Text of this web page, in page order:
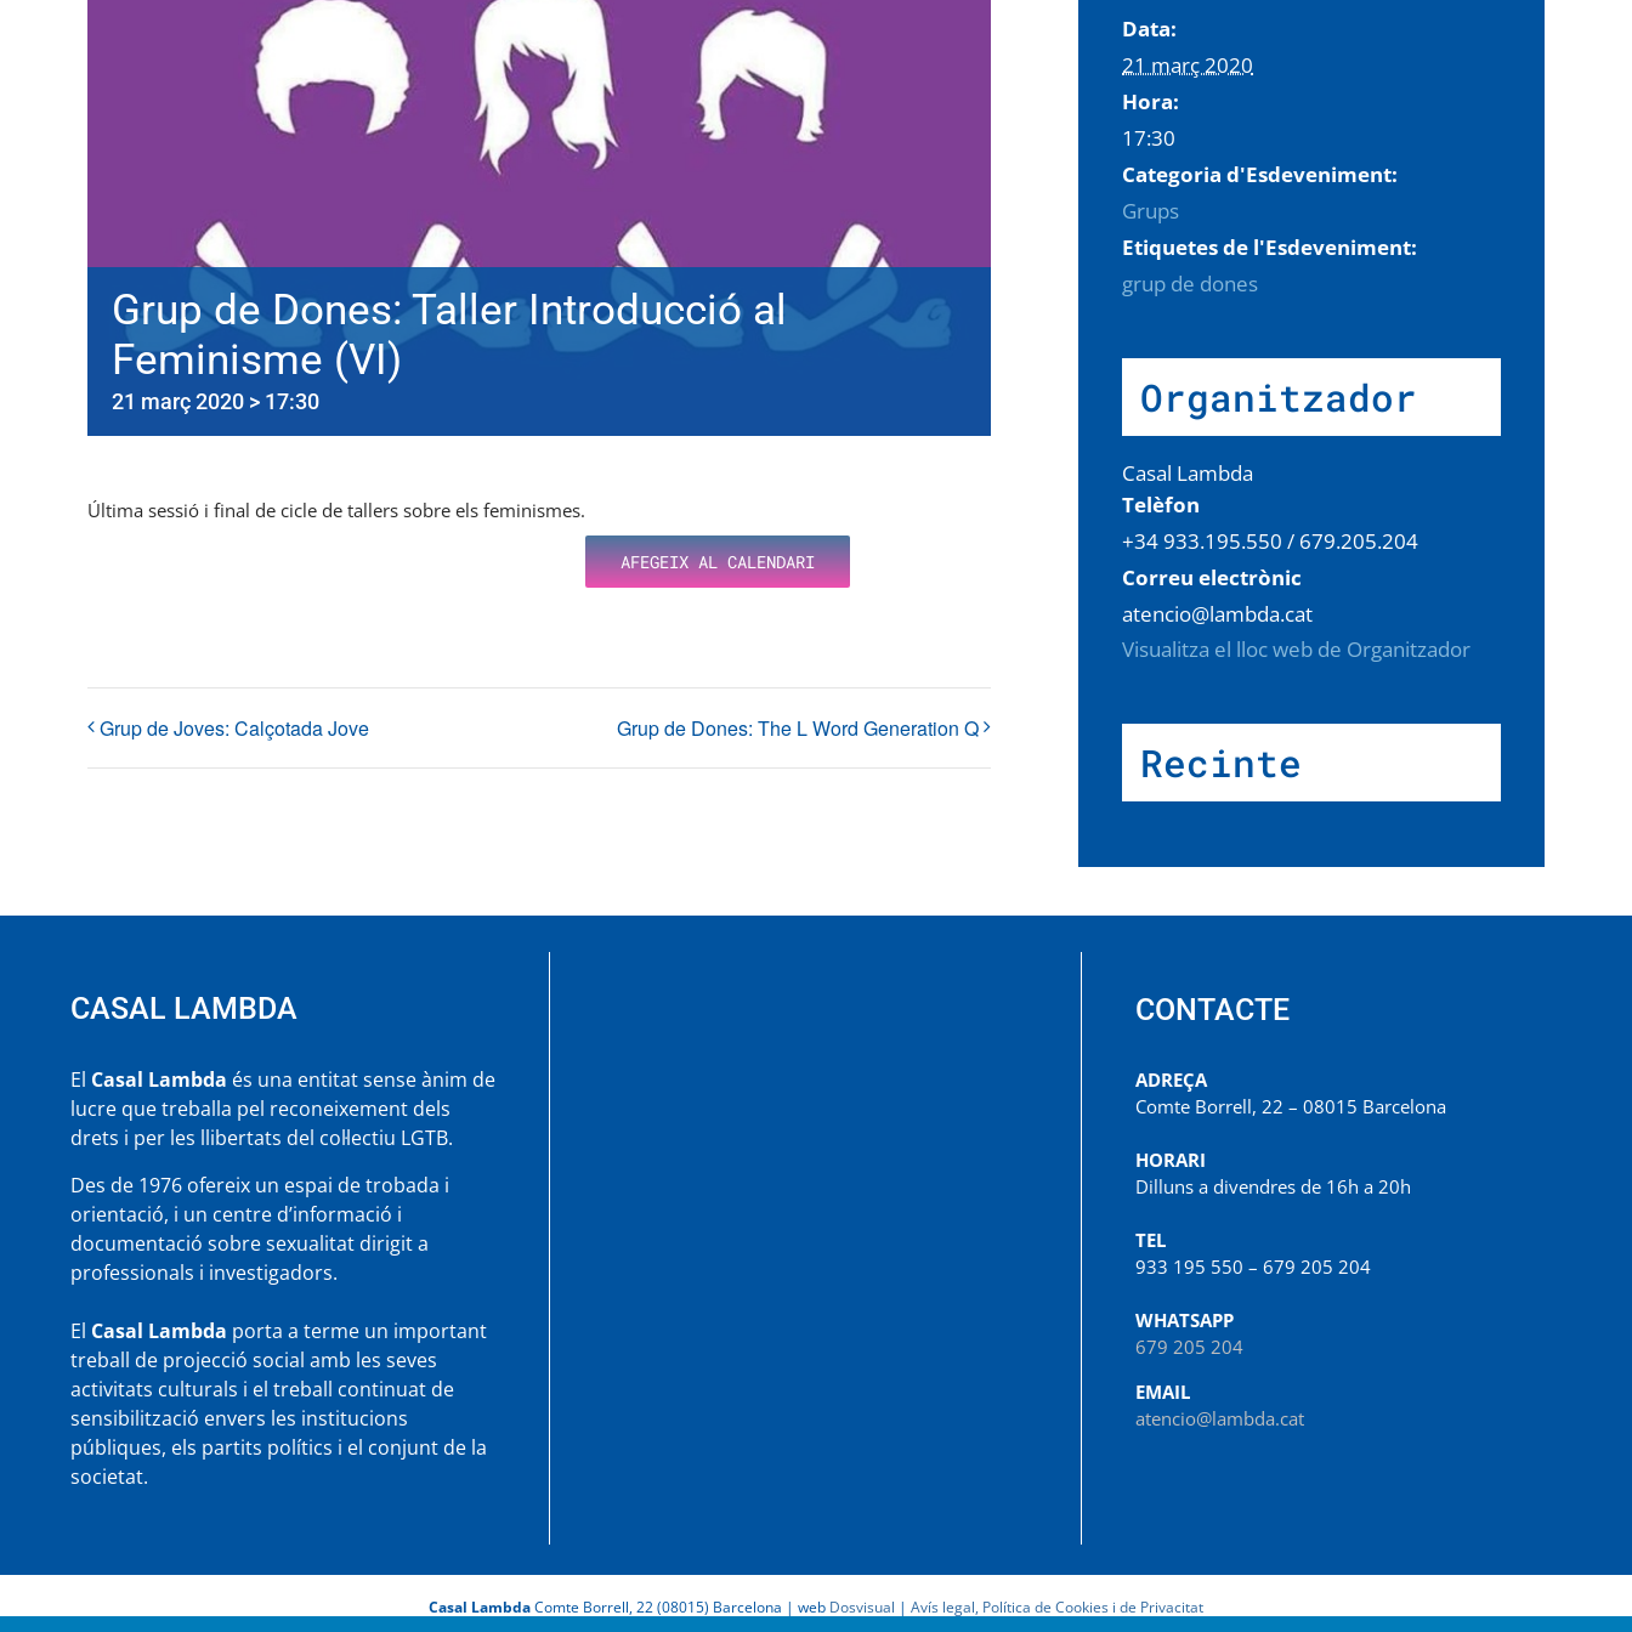
Grup de Dones: Taller Introducció al
Feminisme (VI)
21 març 2020 > 17:30
Última sessió i final de cicle de tallers sobre els feminismes.
AFEGEIX AL CALENDARI
Grup de Joves: Calçotada Jove Grup de Dones: The L Word Generation Q
Data:
21 març 2020
Hora:
17:30
Categoria d'Esdeveniment:
Grups
Etiquetes de l'Esdeveniment:
grup de dones
Organitzador
Casal Lambda
Telèfon
+34 933.195.550 / 679.205.204
Correu electrònic
atencio@lambda.cat
Visualitza el lloc web de Organitzador
Recinte
CASAL LAMBDA
El Casal Lambda és una entitat sense ànim de
lucre que treballa pel reconeixement dels
drets i per les llibertats del col·lectiu LGTB.
Des de 1976 ofereix un espai de trobada i
orientació, i un centre d’informació i
documentació sobre sexualitat dirigit a
professionals i investigadors.
El Casal Lambda porta a terme un important
treball de projecció social amb les seves
activitats culturals i el treball continuat de
sensibilització envers les institucions
públiques, els partits polítics i el conjunt de la
societat.
CONTACTE
ADREÇA
Comte Borrell, 22 – 08015 Barcelona
HORARI
Dilluns a divendres de 16h a 20h
TEL
933 195 550 – 679 205 204
WHATSAPP
679 205 204
EMAIL
atencio@lambda.cat
Casal LambdaComte Borrell, 22 (08015) Barcelona | web Dosvisual | Avís legal, Política de Cookies i de Privacitat